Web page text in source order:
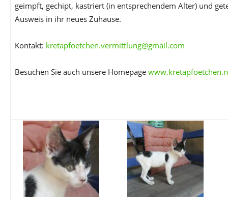
geimpft, gechipt, kastriert (in entsprechendem Alter) und
Ausweis in ihr neues Zuhause.
Kontakt: kretapfoetchen.vermittlung@gmail.com
Besuchen Sie auch unsere Homepage